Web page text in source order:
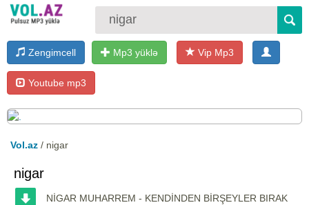
Zengimcell Mp3 yüklə Vip Mp3
Youtube mp3
Vol.az / nigar
nigar
NİGAR MUHARREM - KENDİNDEN BİRŞEYLER BIRAK